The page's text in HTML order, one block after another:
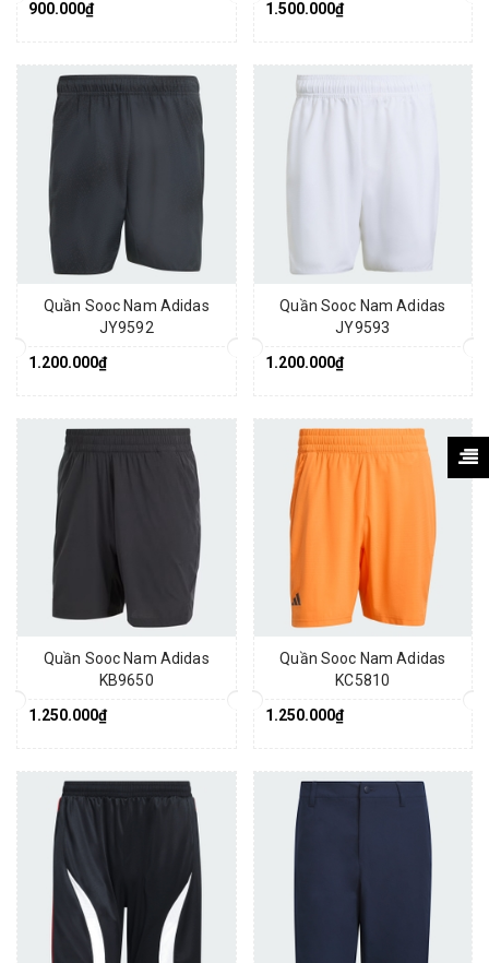
900.000₫
1.500.000₫
Quần Sooc Nam Adidas
JY9592
1.200.000₫
Quần Sooc Nam Adidas
JY9593
1.200.000₫
Quần Sooc Nam Adidas
KB9650
1.250.000₫
Quần Sooc Nam Adidas
KC5810
1.250.000₫